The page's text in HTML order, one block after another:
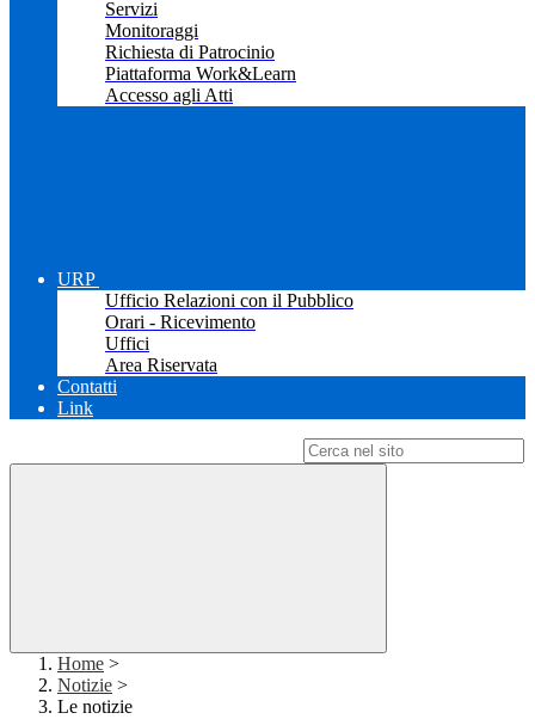
Servizi
Monitoraggi
Richiesta di Patrocinio
Piattaforma Work&Learn
Accesso agli Atti
URP
Ufficio Relazioni con il Pubblico
Orari - Ricevimento
Uffici
Area Riservata
Contatti
Link
Home >
Notizie >
Le notizie